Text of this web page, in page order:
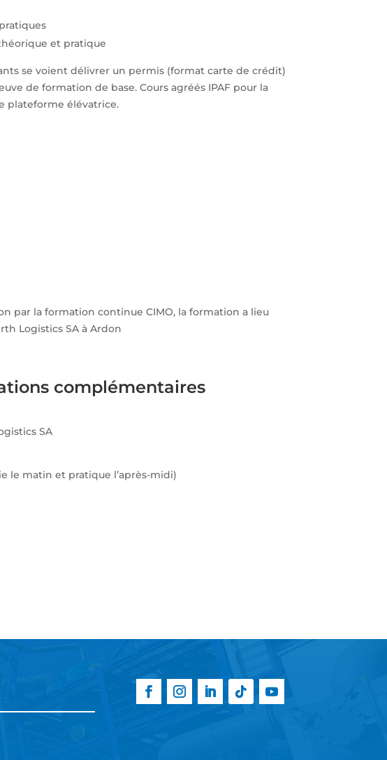
et pratique
se voient délivrer un permis (format carte de crédit)
de formation de base. Cours agréés IPAF pour la
plateforme élévatrice.
par la formation continue CIMO, la formation a lieu
Logistics SA à Ardon
complémentaires
SA
le matin et pratique l’après-midi)